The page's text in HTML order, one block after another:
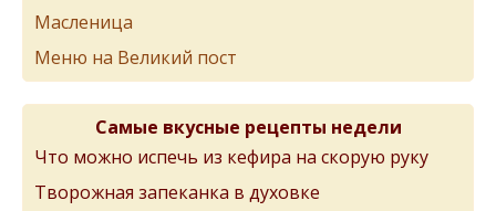
Масленица
Меню на Великий пост
Самые вкусные рецепты недели
Что можно испечь из кефира на скорую руку
Творожная запеканка в духовке